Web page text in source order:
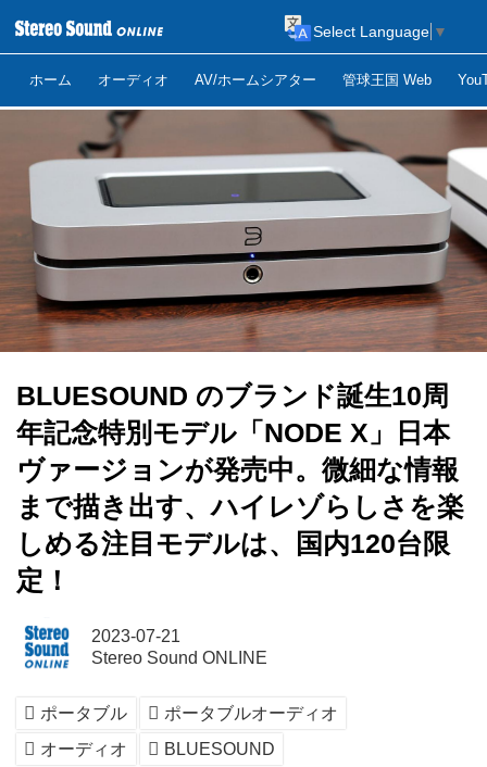
ホーム オーディオ AV/ホームシアター 管球王国 Web
Select Language ▼
BLUESOUND のブランド誕生10周
年記念特別モデル「NODE X」日本
ヴァージョンが発売中。微細な情報
まで描き出す、ハイレゾらしさを楽
しめる注目モデルは、国内120台限
定！
2023-07-21
Stereo Sound ONLINE
ポータブル
ポータブルオーディオ
オーディオ
BLUESOUND